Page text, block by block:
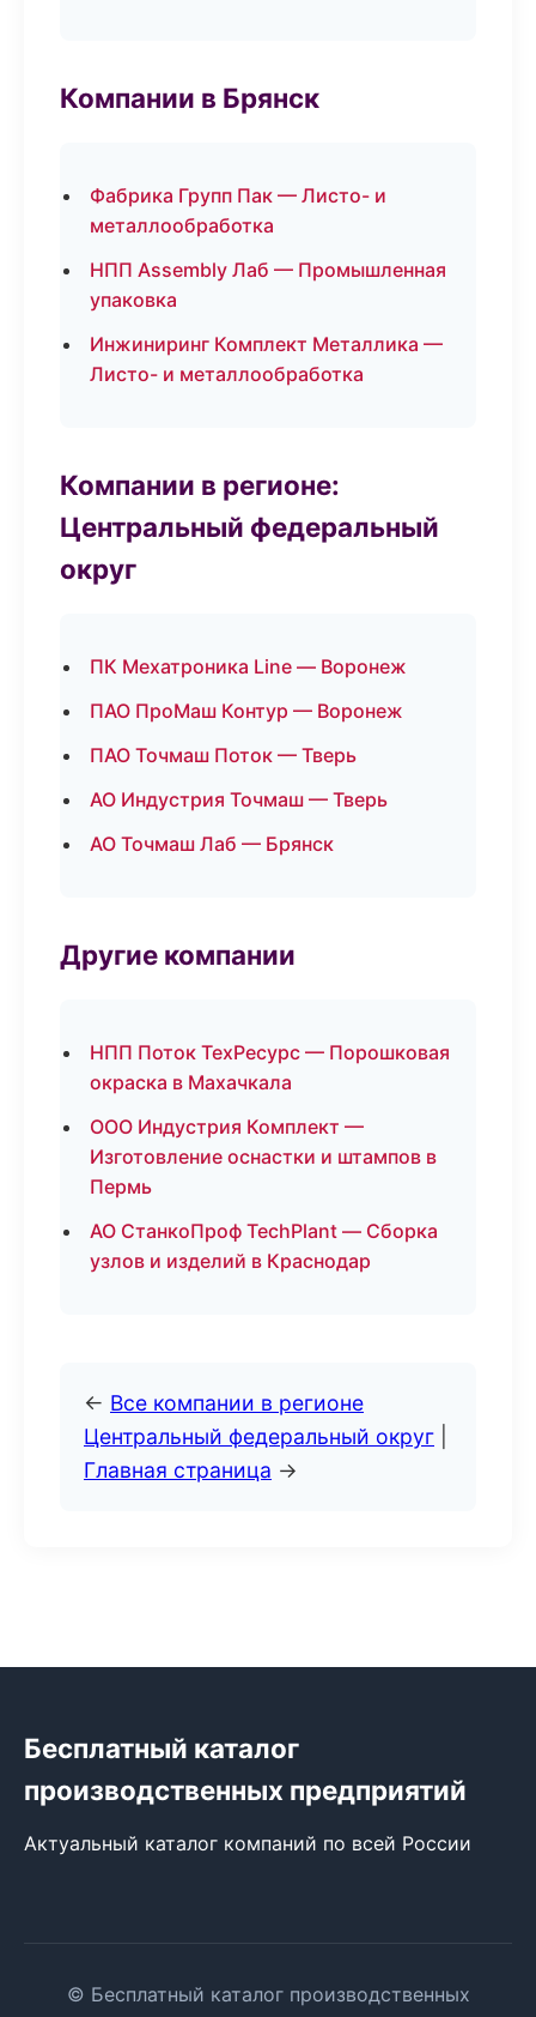
Компании в Брянск
Фабрика Групп Пак — Листо- и
металлообработка
НПП Assembly Лаб — Промышленная
упаковка
Инжиниринг Комплект Металлика —
Листо- и металлообработка
Компании в регионе:
Центральный федеральный
округ
ПК Мехатроника Line — Воронеж
ПАО ПроМаш Контур — Воронеж
ПАО Точмаш Поток — Тверь
АО Индустрия Точмаш — Тверь
АО Точмаш Лаб — Брянск
Другие компании
НПП Поток ТехРесурс — Порошковая
окраска в Махачкала
ООО Индустрия Комплект —
Изготовление оснастки и штампов в
Пермь
АО СтанкоПроф TechPlant — Сборка
узлов и изделий в Краснодар
← Все компании в регионе
Центральный федеральный округ
Главная страница →
Бесплатный каталог
производственных предприятий
Актуальный каталог компаний по всей России
© Бесплатный каталог производственных